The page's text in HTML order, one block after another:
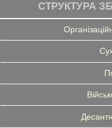
СТРУКТУРА